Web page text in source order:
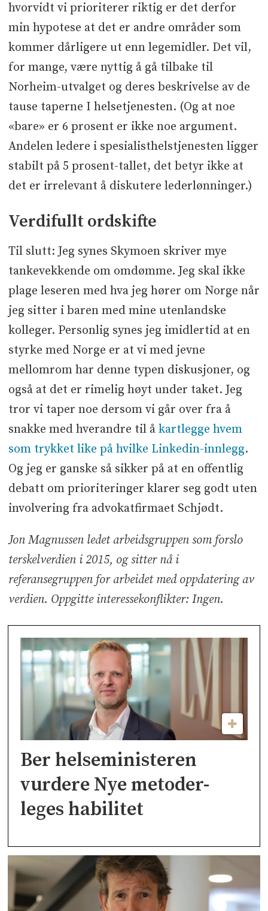
hvorvidt vi prioriterer riktig er det derfor
min hypotese at det er andre områder som
kommer dårligere ut enn legemidler. Det vil,
for mange, være nyttig å gå tilbake til
Norheim-utvalget og deres beskrivelse av de
tause taperne I helsetjenesten. (Og at noe
«bare» er 6 prosent er ikke noe argument.
Andelen ledere i spesialisthelstjenesten ligger
stabilt på 5 prosent-tallet, det betyr ikke at
det er irrelevant å diskutere lederlønninger.)
Verdifullt ordskifte
Til slutt: Jeg synes Skymoen skriver mye
tankevekkende om omdømme. Jeg skal ikke
plage leseren med hva jeg hører om Norge når
jeg sitter i baren med mine utenlandske
kolleger. Personlig synes jeg imidlertid at en
styrke med Norge er at vi med jevne
mellomrom har denne typen diskusjoner, og
også at det er rimelig høyt under taket. Jeg
tror vi taper noe dersom vi går over fra å
snakke med hverandre til å kartlegge hvem
som trykket like på hvilke Linkedin-innlegg.
Og jeg er ganske så sikker på at en offentlig
debatt om prioriteringer klarer seg godt uten
involvering fra advokatfirmaet Schjødt.
Jon Magnussen ledet arbeidsgruppen som forslo
terskelverdien i 2015, og sitter nå i
referansegruppen for arbeidet med oppdatering av
verdien. Oppgitte interessekonflikter: Ingen.
Ber helseministeren
vurdere Nye metoder-
leges habilitet